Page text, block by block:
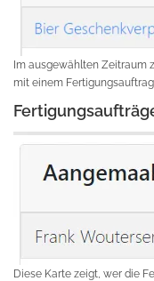
Im ausgewählten Zeitraum
mit einem
Diese Karte zeigt, wer die